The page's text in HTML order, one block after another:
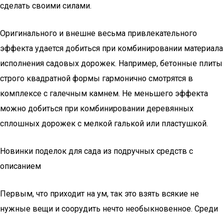
сделать своими силами.
Оригинального и внешне весьма привлекательного
эффекта удается добиться при комбинировании материала
исполнения садовых дорожек. Например, бетонные плиты
строго квадратной формы гармонично смотрятся в
комплексе с галечным камнем. Не меньшего эффекта
можно добиться при комбинировании деревянных
сплошных дорожек с мелкой галькой или пластушкой.
Новинки поделок для сада из подручных средств с
описанием
Первым, что приходит на ум, так это взять всякие не
нужные вещи и соорудить нечто необыкновенное. Среди